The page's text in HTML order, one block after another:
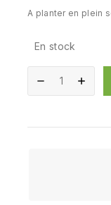
A planter en plein
En stock